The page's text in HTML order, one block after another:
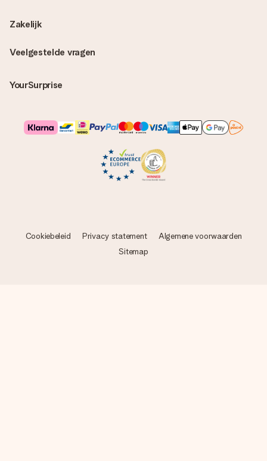
Veelgestelde vragen
YourSurprise
Zakelijk
Cookiebeleid Privacy statement
Algemene voorwaarden
Sitemap